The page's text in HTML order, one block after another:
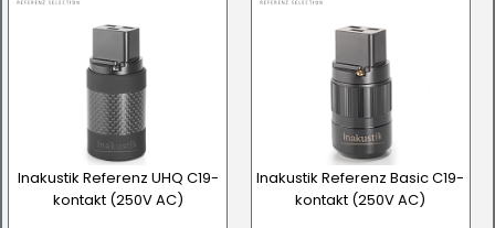
Inakustik Referenz UHQ C19-
kontakt (250V AC)
Inakustik Referenz Basic C19-
kontakt (250V AC)